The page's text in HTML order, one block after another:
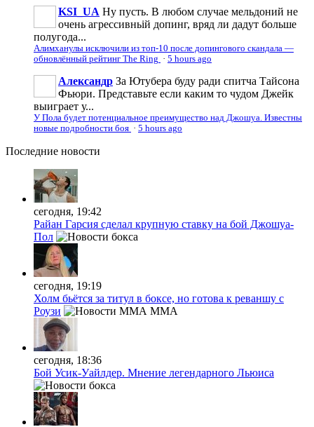
KSI_UA Ну пусть. В любом случае мельдоний не
очень агрессивньій допинг, вряд ли дадут больше
полугода...
Алимханулы исключили из топ-10 после допингового скандала —
обновлённый рейтинг The Ring · 5 hours ago
Александр За Ютубера буду ради спитча Тайсона
Фьюри. Представьте если каким то чудом Джейк
выиграет у...
У Пола будет потенциальное преимущество над Джошуа. Известны
новые подробности боя · 5 hours ago
Последние новости
сегодня, 19:42
Райан Гарсия сделал крупную ставку на бой Джошуа-
Пол
сегодня, 19:19
Холм бьётся за титул в боксе, но готова к реваншу с
Роузи
MMA
сегодня, 18:36
Бой Усик-Уайлдер. Мнение легендарного Льюиса